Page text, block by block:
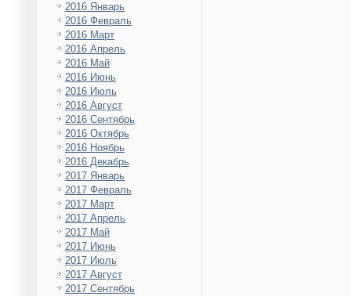
2016 Январь
2016 Февраль
2016 Март
2016 Апрель
2016 Май
2016 Июнь
2016 Июль
2016 Август
2016 Сентябрь
2016 Октябрь
2016 Ноябрь
2016 Декабрь
2017 Январь
2017 Февраль
2017 Март
2017 Апрель
2017 Май
2017 Июнь
2017 Июль
2017 Август
2017 Сентябрь